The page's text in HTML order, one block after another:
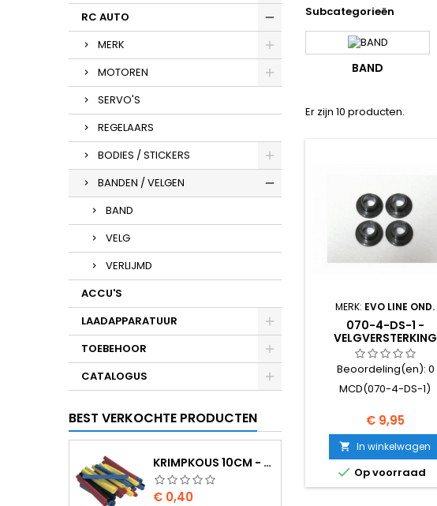
RC AUTO
MERK
MOTOREN
SERVO'S
REGELAARS
BODIES / STICKERS
BANDEN / VELGEN
BAND
VELG
VERLIJMD
ACCU'S
LAADAPPARATUUR
TOEBEHOOR
CATALOGUS
BEST VERKOCHTE PRODUCTEN
KRIMPKOUS 10CM - 4,8 / 2,4 ZWART 2:1
Prijs
€ 0,40
Subcategorieën
BAND
Er zijn 10 producten.
MERK: EVO LINE OND.
070-4-DS-1 -
VELGVERSTERKING
STALENSCHIJF 2008
Beoordeling(en):0
MCD(070-4-DS-1)
Prijs
€ 9,95
 In winkelwagen
 Op voorraad